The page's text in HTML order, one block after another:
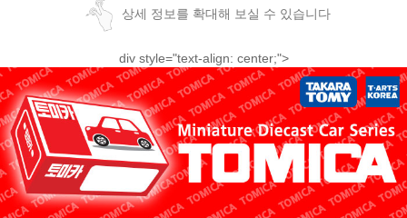
상세 정보를 확대해 보실 수 있습니다
div style="text-align: center;">